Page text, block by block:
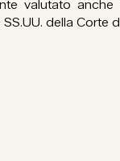
valutato
della Corte